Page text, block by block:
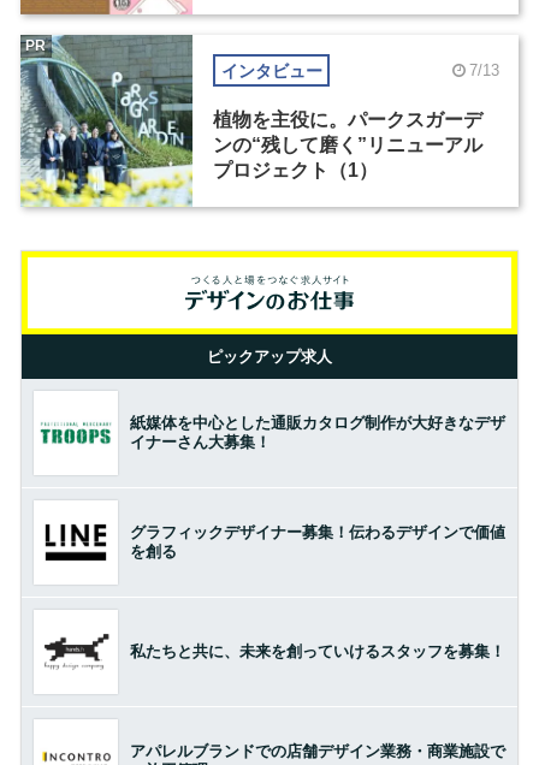
インタビュー 7/13
植物を主役に。パークスガーデ
ンの“残して磨く”リニューアル
プロジェクト（1）
PR
ピックアップ求人
紙媒体を中心とした通販カタログ制作が大好きなデザ
イナーさん大募集！
グラフィックデザイナー募集！伝わるデザインで価値
を創る
私たちと共に、未来を創っていけるスタッフを募集！
アパレルブランドでの店舗デザイン業務・商業施設で